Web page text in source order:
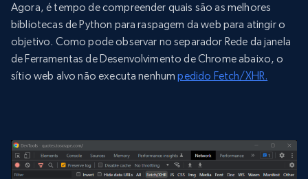
Agora, é tempo de compreender quais são as melhores
bibliotecas de Python para raspagem da web para atingir o
objetivo. Como pode observar no separador Rede da janela
de Ferramentas de Desenvolvimento de Chrome abaixo, o
sítio web alvo não executa nenhumpedido Fetch/XHR.